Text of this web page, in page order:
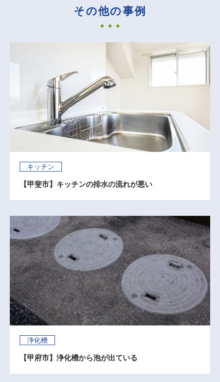
その他の事例
キッチン
【甲斐市】キッチンの排水の流れが悪い
浄化槽
【甲府市】浄化槽から泡が出ている